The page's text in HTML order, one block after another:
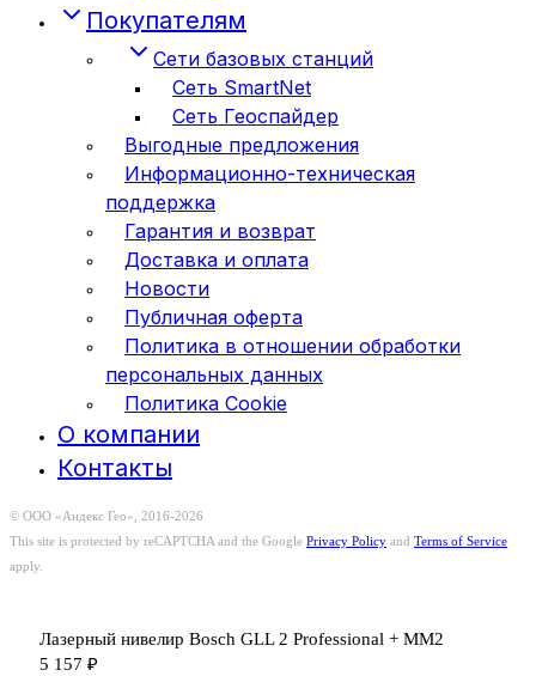
Покупателям
Сети базовых станций
Сеть SmartNet
Сеть Геоспайдер
Выгодные предложения
Информационно-техническая
поддержка
Гарантия и возврат
Доставка и оплата
Новости
Публичная оферта
Политика в отношении обработки
персональных данных
Политика Cookie
О компании
Контакты
© ООО «Андекс Гео», 2016-2026
This site is protected by reCAPTCHA and the Google Privacy Policy and Terms of Service
apply.
Лазерный нивелир Bosch GLL 2 Professional + ММ2
5 157 ₽